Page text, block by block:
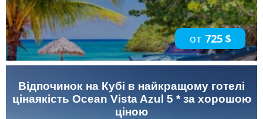
от 725 $
Відпочинок на Кубі в найкращому готелі
цінаякість Ocean Vista Azul 5 * за хорошою
ціною